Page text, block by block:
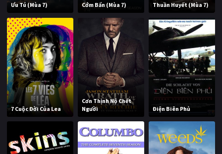
Ưu Tú (Mùa 7) Cớm Bẩn (Mùa 7) Thuần Huyết (Mùa 7)
7 Cuộc Đời Của Lea
Cơn Thịnh Nộ Chết
Người
Điện Biên Phủ